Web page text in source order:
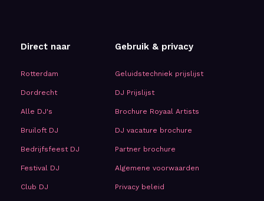
Direct naar
Rotterdam
Dordrecht
Alle DJ's
Bruiloft DJ
Bedrijfsfeest DJ
Festival DJ
Club DJ
Gebruik & privacy
Geluidstechniek prijslijst
DJ Prijslijst
Brochure Royaal Artists
DJ vacature brochure
Partner brochure
Algemene voorwaarden
Privacy beleid